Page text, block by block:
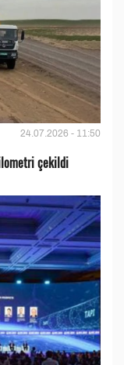
24.07.2026 - 11:50
çekildi